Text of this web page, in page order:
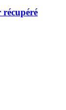
récupéré